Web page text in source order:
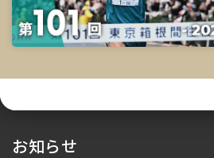
お知らせ